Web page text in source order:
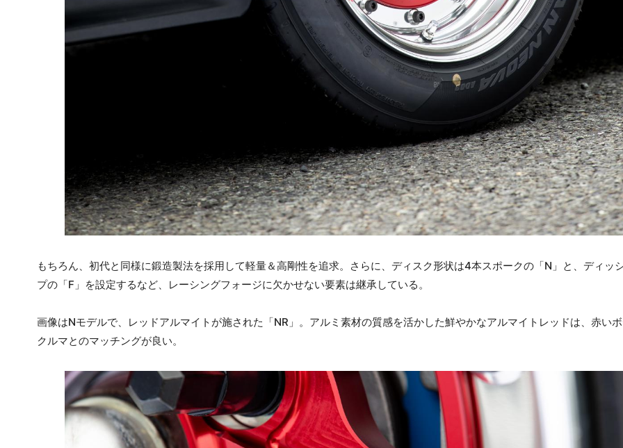
もちろん、初代と同様に鍛造製法を採用して軽量＆高剛性を追求。さらに、ディスク形状は4本スポークの「N」と、ディッ
プの「F」を設定するなど、レーシングフォージに欠かせない要素は継承している。
画像はNモデルで、レッドアルマイトが施された「NR」。アルミ素材の質感を活かした鮮やかなアルマイトレッドは、赤い
クルマとのマッチングが良い。